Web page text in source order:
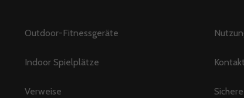
Outdoor-Fitnessgeräte
Indoor Spielplätze
Verweise
Kontakt